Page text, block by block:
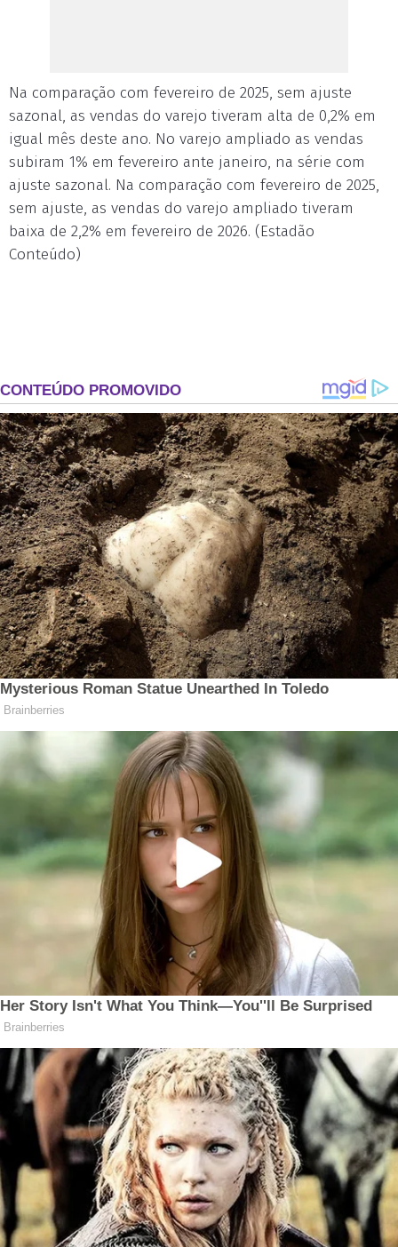
Na comparação com fevereiro de 2025, sem ajuste
sazonal, as vendas do varejo tiveram alta de 0,2% em
igual mês deste ano. No varejo ampliado as vendas
subiram 1% em fevereiro ante janeiro, na série com
ajuste sazonal. Na comparação com fevereiro de 2025,
sem ajuste, as vendas do varejo ampliado tiveram
baixa de 2,2% em fevereiro de 2026. (Estadão
Conteúdo)